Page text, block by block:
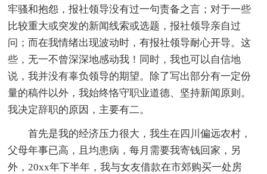
牢骚和抱怨，报社领导没有过一句责备之言；对于一些
比较重大或突发的新闻线索或选题，报社领导亲自过
问；而在我情绪出现波动时，有报社领导耐心开导。这
些，无一不曾深深地感动我！同时，我也可以自信地
说，我并没有辜负领导的期望。除了写出部分有一定份
量的稿件以外，我始终恪守职业道德、坚持新闻原则。
我决定辞职的原因，主要有二。
首先是我的经济压力很大，我生在四川偏远农村，
父母年事已高，且均患病，每月需要我寄钱回家，另
外，20xx年下半年，我与女友借款在市郊购买一处房